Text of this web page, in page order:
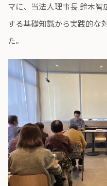
マに、当法人理事長 鈴木
する基礎知識から実践的な
た。